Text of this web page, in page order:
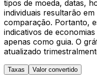
tipos de moeda, datas,
individuais resultarão
comparação. Portanto,
indicativos de
apenas como guia. O
atualizado
Taxas Valor convertido